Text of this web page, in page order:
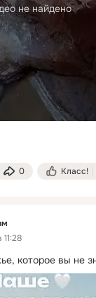
не найдено
0 Класс!
которое вы не